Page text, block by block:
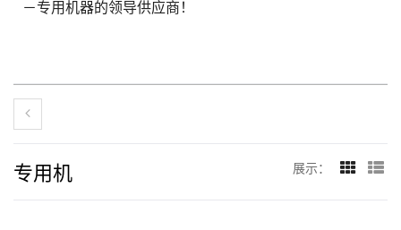
－专用机器的领导供应商！
专用机 展示：